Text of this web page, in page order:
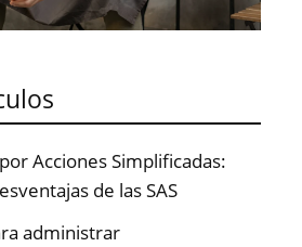
Acciones Simplificadas:
de las SAS
administrar